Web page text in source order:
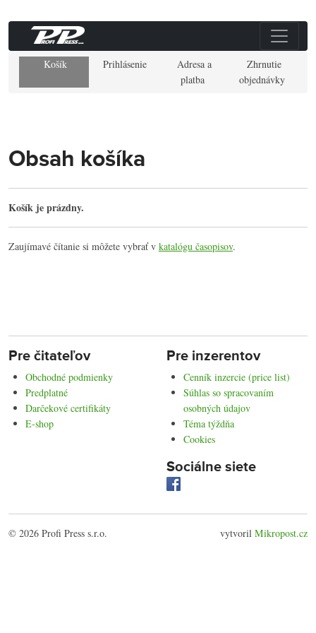
Košík Prihlásenie
Adresa a
platba
Zhrnutie
objednávky
Obsah košíka
Košík je prázdny.
Zaujímavé čítanie si môžete vybrať v katalógu časopisov.
Pre čitateľov
Obchodné podmienky
Predplatné
Darčekové certifikáty
E-shop
Pre inzerentov
Cenník inzercie (price list)
Súhlas so spracovaním
osobných údajov
Téma týždňa
Cookies
Sociálne siete
© 2026 Profi Press s.r.o. vytvoril Mikropost.cz